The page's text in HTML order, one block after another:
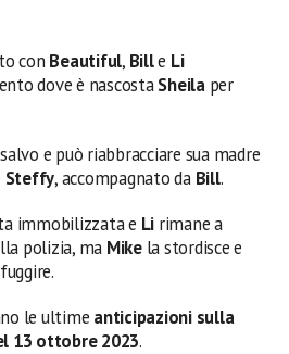
con Beautiful, Bille Li
dove è nascostaSheilaper
e può riabbracciare sua madre
Steffy, accompagnato da Bill.
immobilizzata e Li rimane a
polizia, ma Mikela stordisce e
le ultime anticipazioni sulla
13 ottobre 2023.